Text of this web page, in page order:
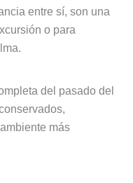
entre sí, son una
o para
del pasado del
más